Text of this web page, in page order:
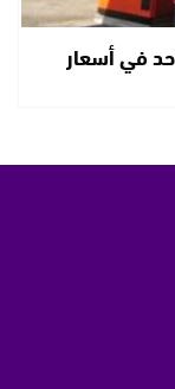
للتر الواحد في أسعار